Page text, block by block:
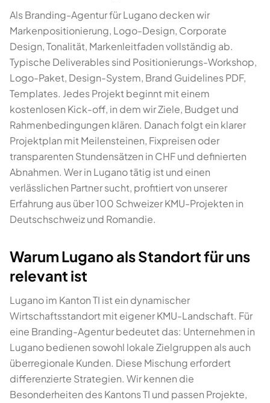
Als Branding-Agentur für Lugano decken wir
Markenpositionierung, Logo-Design, Corporate
Design, Tonalität, Markenleitfaden vollständig ab.
Typische Deliverables sind Positionierungs-Workshop,
Logo-Paket, Design-System, Brand Guidelines PDF,
Templates. Jedes Projekt beginnt mit einem
kostenlosen Kick-off, in dem wir Ziele, Budget und
Rahmenbedingungen klären. Danach folgt ein klarer
Projektplan mit Meilensteinen, Fixpreisen oder
transparenten Stundensätzen in CHF und definierten
Abnahmen. Wer in Lugano tätig ist und einen
verlässlichen Partner sucht, profitiert von unserer
Erfahrung aus über 100 Schweizer KMU-Projekten in
Deutschschweiz und Romandie.
Warum Lugano als Standort für uns
relevant ist
Lugano im Kanton TI ist ein dynamischer
Wirtschaftsstandort mit eigener KMU-Landschaft. Für
eine Branding-Agentur bedeutet das: Unternehmen in
Lugano bedienen sowohl lokale Zielgruppen als auch
überregionale Kunden. Diese Mischung erfordert
differenzierte Strategien. Wir kennen die
Besonderheiten des Kantons TI und passen Projekte,